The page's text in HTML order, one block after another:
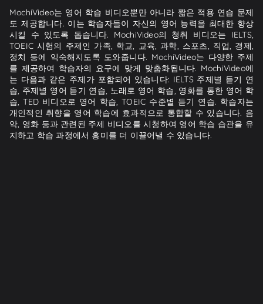
MochiVideo는 영어 학습 비디오뿐만 아니라 짧은 적용 연습 문제
도 제공합니다. 이는 학습자들이 자신의 영어 능력을 최대한 향상
시킬 수 있도록 돕습니다. MochiVideo의 청취 비디오는 IELTS,
TOEIC 시험의 주제인 가족, 학교, 교육, 과학, 스포츠, 직업, 경제,
정치 등에 익숙해지도록 도와줍니다. MochiVideo는 다양한 주제
를 제공하여 학습자의 요구에 맞게 맞춤화됩니다. MochiVideo에
는 다음과 같은 주제가 포함되어 있습니다: IELTS 주제별 듣기 연
습, 주제별 영어 듣기 연습, 노래로 영어 학습, 영화를 통한 영어 학
습, TED 비디오로 영어 학습, TOEIC 수준별 듣기 연습. 학습자는
개인적인 취향을 영어 학습에 효과적으로 통합할 수 있습니다. 음
악, 영화 등과 관련된 주제 비디오를 시청하여 영어 학습 습관을 유
지하고 학습 과정에서 흥미를 더 이끌어낼 수 있습니다.